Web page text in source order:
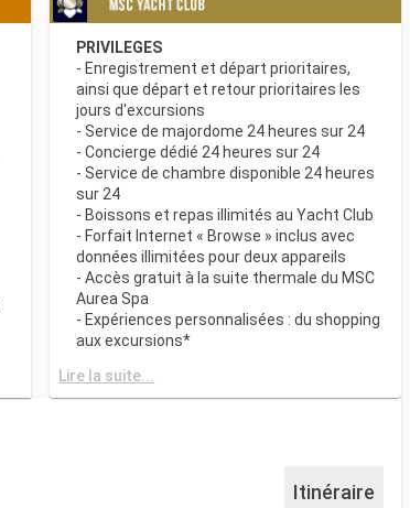
PRIVILEGES
- Enregistrement et départ prioritaires,
ainsi que départ et retour prioritaires les
jours d'excursions
- Service de majordome 24 heures sur 24
- Concierge dédié 24 heures sur 24
- Service de chambre disponible 24 heures
sur 24
- Boissons et repas illimités au Yacht Club
- Forfait Internet « Browse » inclus avec
données illimitées pour deux appareils
- Accès gratuit à la suite thermale du MSC
Aurea Spa
- Expériences personnalisées : du shopping
aux excursions*
suite
- Autres attentions personnelles : service
- L’expérience la plus récompensée pour le
Lire la suite...
Itinéraire